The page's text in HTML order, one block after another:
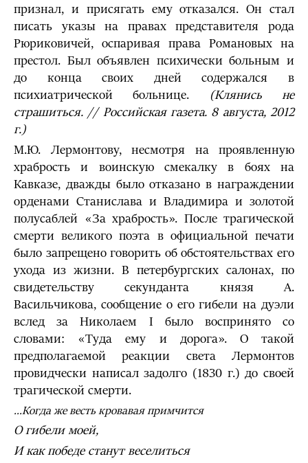
признал, и присягать ему отказался. Он стал
писать указы на правах представителя рода
Рюриковичей, оспаривая права Романовых на
престол. Был объявлен психически больным и
до конца своих дней содержался в
психиатрической больнице.
(Клянись не
страшиться. // Российская газета. 8 августа, 2012
г.)
М.Ю. Лермонтову, несмотря на проявленную
храбрость и воинскую смекалку в боях на
Кавказе, дважды было отказано в награждении
орденами Станислава и Владимира и золотой
полусаблей «За храбрость». После трагической
смерти великого поэта в официальной печати
было запрещено говорить об обстоятельствах его
ухода из жизни. В петербургских салонах, по
свидетельству секунданта князя А.
Васильчикова, сообщение о его гибели на дуэли
вслед за Николаем I было воспринято со
словами: «Туда ему и дорога». О такой
предполагаемой реакции света Лермонтов
провидчески написал задолго (1830 г.) до своей
трагической смерти.
…Когда же весть кровавая примчится
О гибели моей,
И как победе станут веселиться